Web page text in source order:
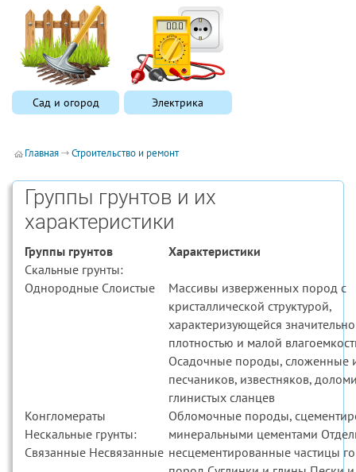
Сад и огород Электрика
Главная Строительство и ремонт
Группы грунтов и их
характеристики
Группы грунтов
Характеристики
Скальные грунты:
Однородные Слоистые
Массивы изверженных пород с
кристаллической структурой,
характеризующейся
плотностью и малой
Осадочные породы, сложенные
песчаников, известняков,
глинистых сланцев
Конгломераты
Нескальные грунты:
Связанные Несвязанные
Обломочные породы,
минеральными цементами
несцементированные частицы